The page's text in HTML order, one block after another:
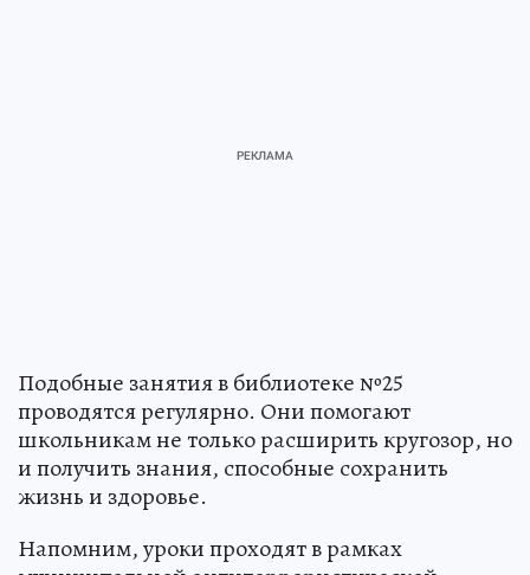
Подобные занятия в библиотеке №25
проводятся регулярно. Они помогают
школьникам не только расширить кругозор, но
и получить знания, способные сохранить
жизнь и здоровье.
Напомним, уроки проходят в рамках